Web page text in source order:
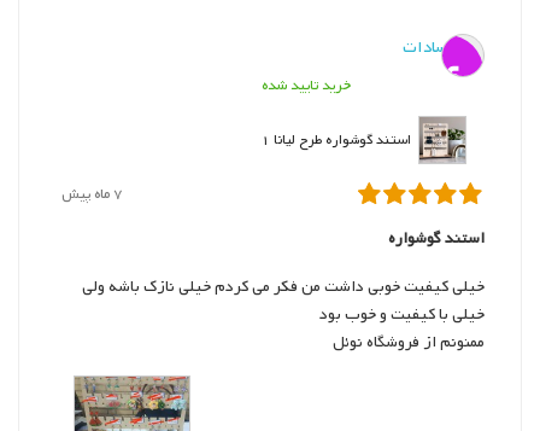
ی
ی. سادات
خرید تایید شده
استند گوشواره طرح لیانا 1
7 ماه پیش
استند گوشواره
خیلی کیفیت خوبی داشت من فکر می کردم خیلی نازک باشه ولی
خیلی با کیفیت و خوب بود
ممنونم از فروشگاه نوئل